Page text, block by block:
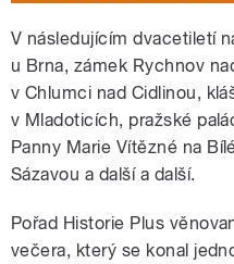
V následujícím dvacetiletí
u Brna, zámek Rychnov
v Chlumci nad Cidlinou,
v Mladoticích, pražské
Panny Marie Vítězné na
Sázavou a další a další.
Pořad Historie Plus
večera, který se konal